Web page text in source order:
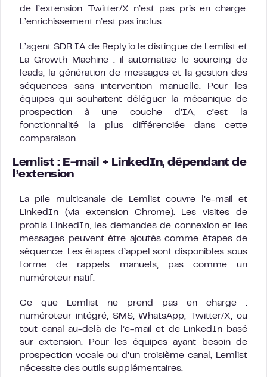
de l’extension. Twitter/X n’est pas pris en charge.
L’enrichissement n’est pas inclus.
L’agent SDR IA de Reply.io le distingue de Lemlist et
La Growth Machine : il automatise le sourcing de
leads, la génération de messages et la gestion des
séquences sans intervention manuelle. Pour les
équipes qui souhaitent déléguer la mécanique de
prospection à une couche d’IA, c’est la
fonctionnalité la plus différenciée dans cette
comparaison.
Lemlist : E-mail + LinkedIn, dépendant de
l’extension
La pile multicanale de Lemlist couvre l’e-mail et
LinkedIn (via extension Chrome). Les visites de
profils LinkedIn, les demandes de connexion et les
messages peuvent être ajoutés comme étapes de
séquence. Les étapes d’appel sont disponibles sous
forme de rappels manuels, pas comme un
numéroteur natif.
Ce que Lemlist ne prend pas en charge :
numéroteur intégré, SMS, WhatsApp, Twitter/X, ou
tout canal au-delà de l’e-mail et de LinkedIn basé
sur extension. Pour les équipes ayant besoin de
prospection vocale ou d’un troisième canal, Lemlist
nécessite des outils supplémentaires.